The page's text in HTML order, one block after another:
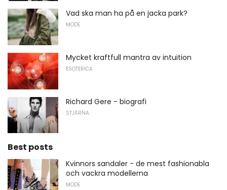
Vad ska man ha på en jacka park?
MODE
Mycket kraftfull mantra av intuition
ESOTERICA
Richard Gere - biografi
STJÄRNA
Best posts
Kvinnors sandaler - de mest fashionabla
och vackra modellerna
MODE